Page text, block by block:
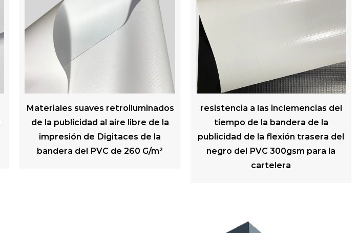
resistencia a las inclemencias del
tiempo de la bandera de la
publicidad de la flexión trasera del
negro del PVC 300gsm para la
Materia prima imprimible de la
malla del PVC de las banderas
publicitarias de la bandera flexible
del PVC de 220gsm Frontlit